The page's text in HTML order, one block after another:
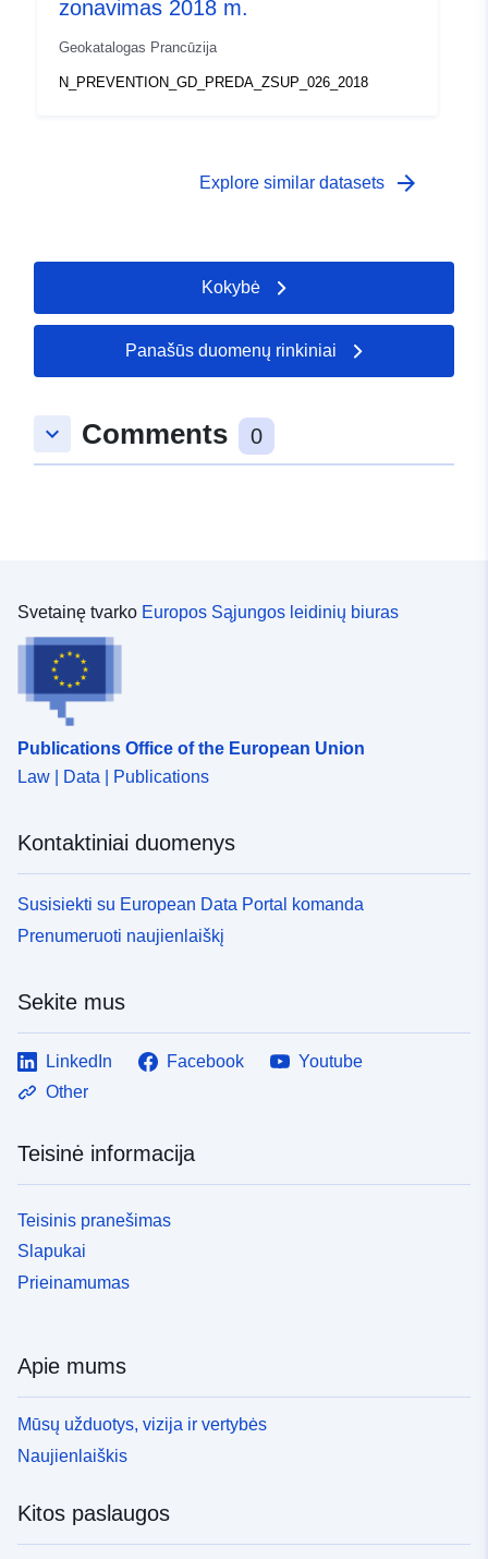
zonavimas 2018 m.
Geokatalogas Prancūzija
N_PREVENTION_GD_PREDA_ZSUP_026_2018
Explore similar datasets arrow_forward
Kokybė
Panašūs duomenų rinkiniai
keyboard_arrow_down Comments 0
Svetainę tvarko Europos Sąjungos leidinių biuras
Publications Office of the European Union
Law | Data | Publications
Kontaktiniai duomenys
Susisiekti su European Data Portal komanda
Prenumeruoti naujienlaiškį
Sekite mus
LinkedIn Facebook
Youtube
Other
Teisinė informacija
Teisinis pranešimas
Slapukai
Prieinamumas
Apie mums
Mūsų užduotys, vizija ir vertybės
Naujienlaiškis
Kitos paslaugos